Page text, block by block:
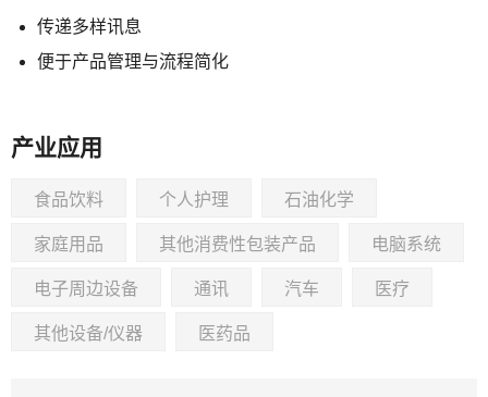
传递多样讯息
便于产品管理与流程简化
产业应用
食品饮料 个人护理 石油化学
家庭用品 其他消费性包装产品 电脑系统
电子周边设备 通讯 汽车 医疗
其他设备/仪器 医药品